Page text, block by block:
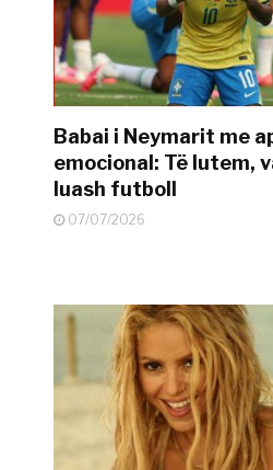
Babai i Neymarit me
emocional: Të lutem,
luash futboll
07/07/2026